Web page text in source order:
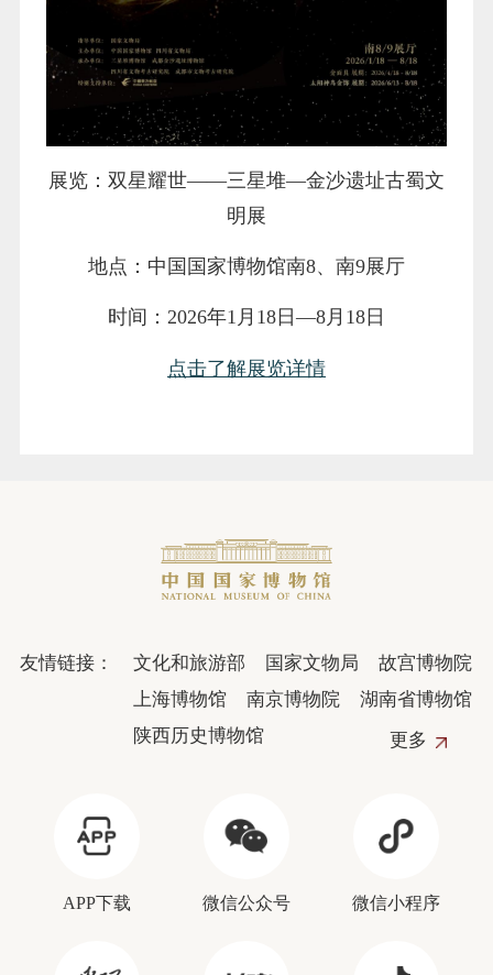
展览：双星耀世——三星堆—金沙遗址古蜀文
明展
地点：中国国家博物馆南8、南9展厅
时间：2026年1月18日—8月18日
点击了解展览详情
友情链接： 文化和旅游部 国家文物局
故宫博物院
上海博物馆
南京博物院
湖南省博物馆
陕西历史博物馆
更多
APP下载 微信公众号 微信小程序